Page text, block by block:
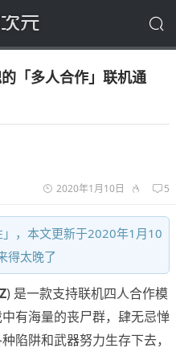
「多人合作」联机通
2020年1月10日 5
，本文更新于2020年1月10
得太晚了
) 是一款支持联机四人合作模
有海量的丧尸群，肆无忌惮
陷阱和武器努力生存下去，